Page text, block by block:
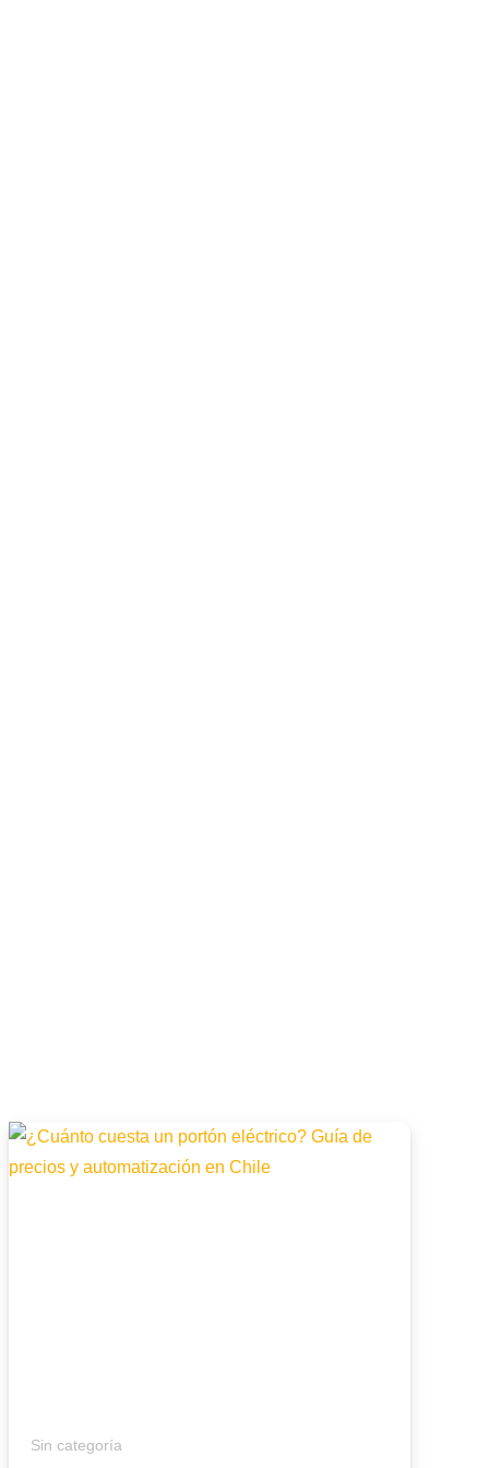
Sin categoría